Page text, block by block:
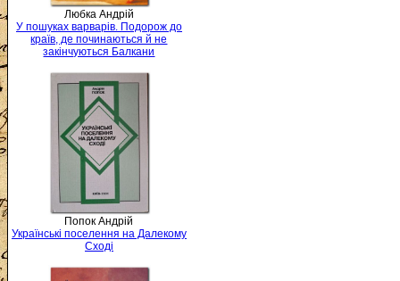
Любка Андрій
У пошуках варварів. Подорож до
країв, де починаються й не
закінчуються Балкани
Попок Андрій
Українські поселення на Далекому
Сході